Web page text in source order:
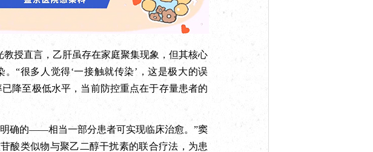
授直言，乙肝虽存在家庭聚集现象，但其核心
“很多人觉得‘一接触就传染’，这是极大的误
降至极低水平，当前防控重点在于存量患者的
确的——相当一部分患者可实现临床治愈。”窦
酸类似物与聚乙二醇干扰素的联合疗法，为患